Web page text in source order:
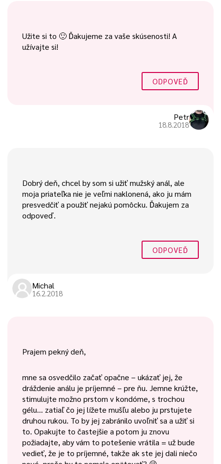
Užite si to 🙂 Ďakujeme za vaše skúsenosti! A
užívajte si!
ODPOVEĎ
Petr
18.8.2018
Dobrý deň, chcel by som si užiť mužský anál, ale
moja priateľka nie je veľmi naklonená, ako ju mám
presvedčiť a použiť nejakú pomôcku. Ďakujem za
odpoveď.
ODPOVEĎ
Michal
16.2.2018
Prajem pekný deň,
mne sa osvedčilo začať opačne – ukázať jej, že
dráždenie análu je príjemné – pre ňu. Jemne krúžte,
stimulujte možno prstom v kondóme, s trochou
gélu… zatiaľ čo jej lížete mušľu alebo ju prstujete
druhou rukou. To by jej zabránilo uvoľniť sa a užiť si
to. Opakujte to častejšie a potom ju znovu
požiadajte, aby vám to potešenie vrátila = už bude
vedieť, že je to príjemné, takže ak ste jej dali niečo